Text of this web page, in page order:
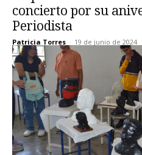
concierto por su
Periodista
Patricia Torres - 19 de junio de 2024